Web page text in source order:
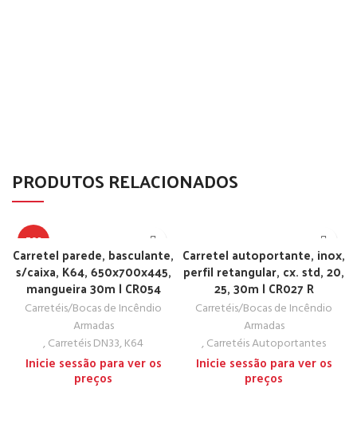
PRODUTOS RELACIONADOS
TOP
Carretel parede, basculante,
s/caixa, K64, 650x700x445,
mangueira 30m | CR054
Carretéis/Bocas de Incêndio
Armadas
,Carretéis DN33, K64
Inicie sessão para ver os
preços
Carretel autoportante, inox,
perfil retangular, cx. std, 20,
25, 30m | CR027 R
Carretéis/Bocas de Incêndio
Armadas
,Carretéis Autoportantes
Inicie sessão para ver os
preços